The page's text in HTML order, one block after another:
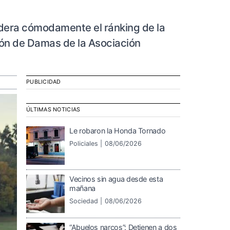
cómodamente el ránking de la
de Damas de la Asociación
PUBLICIDAD
ÚLTIMAS NOTICIAS
Le robaron la Honda Tornado
Policiales | 08/06/2026
Vecinos sin agua desde esta
mañana
Sociedad | 08/06/2026
“Abuelos narcos”: Detienen a dos